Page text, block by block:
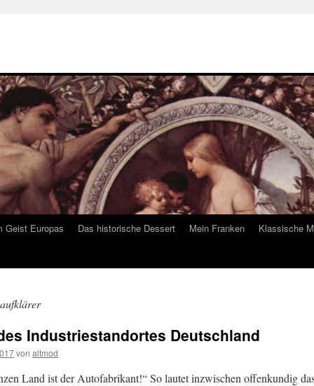
Geist Europas Das historische Dessert Mein Franken Klassische
Industriestandortes Deutschland
von altmod
Land ist der Autofabrikant!“ So lautet inzwischen offenkundig